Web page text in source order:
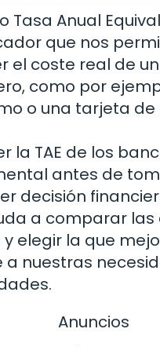
o Tasa Anual
que nos
el coste real de
como por
o una tarjeta de
la TAE de los
antes de
decisión
a comparar las
elegir la que
nuestras
Anuncios